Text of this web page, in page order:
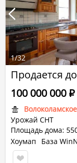
Продается
Урожай СНТ
Площадь дома:
100 000 000Р
Хоумап
База
1/32